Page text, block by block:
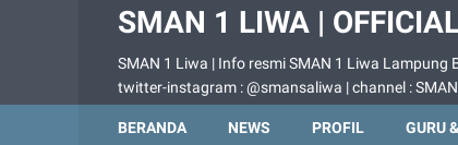
SMAN 1 LIWA |
SMAN 1 Liwa | Info resmi SMAN 1 Liwa Lampung
twitter-instagram : @smansaliwa | channel :
BERANDA NEWS PROFIL GURU